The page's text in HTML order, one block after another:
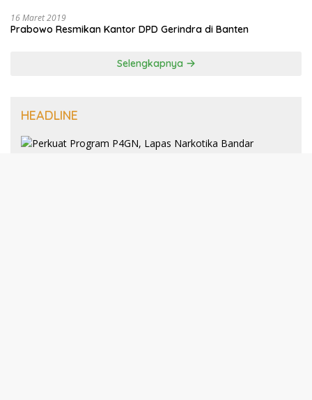
16 Maret 2019
Prabowo Resmikan Kantor DPD Gerindra di Banten
Selengkapnya
HEADLINE